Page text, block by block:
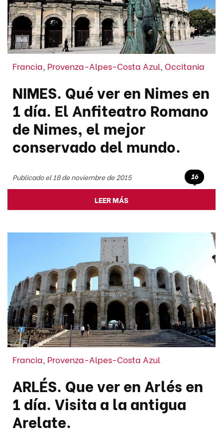
Francia, Provenza-Alpes-Costa Azul, Occitania
NIMES. Qué ver en Nimes en
1 día. El Anfiteatro Romano
de Nimes, el mejor
conservado del mundo.
Publicado el 18 de noviembre de 2015 16
LEER MÁS
Francia, Provenza-Alpes-Costa Azul
ARLÉS. Que ver en Arlés en
1 día. Visita a la antigua
Arelate.